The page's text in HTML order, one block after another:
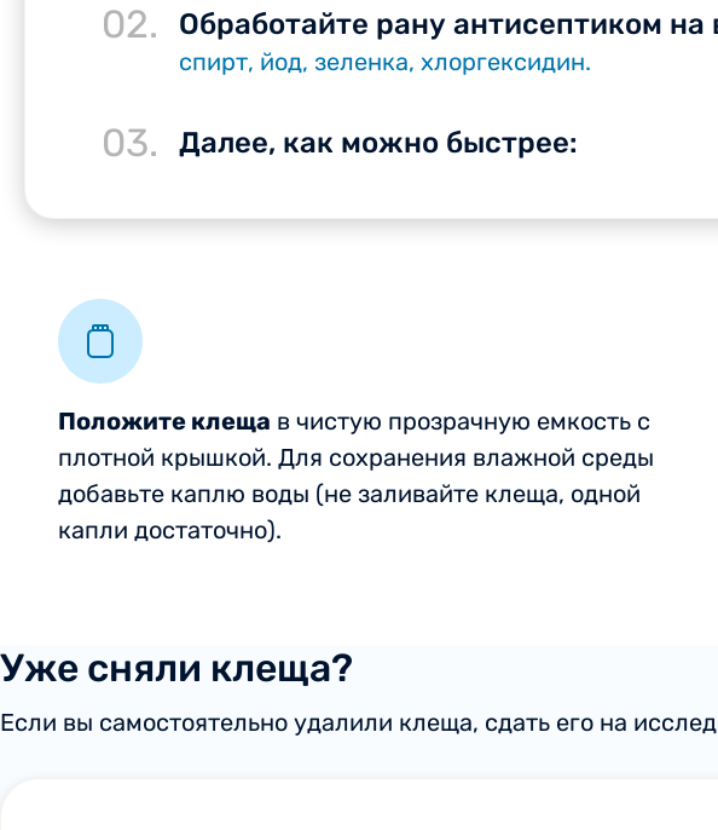
02. Обработайте рану антисептиком на
спирт, йод, зеленка, хлоргексидин.
03. Далее, как можно быстрее:
Положите клеща в чистую прозрачную емкость с
плотной крышкой. Для сохранения влажной среды
добавьте каплю воды (не заливайте клеща, одной
капли достаточно).
Уже сняли клеща?
Если вы самостоятельно удалили клеща, сдать его на